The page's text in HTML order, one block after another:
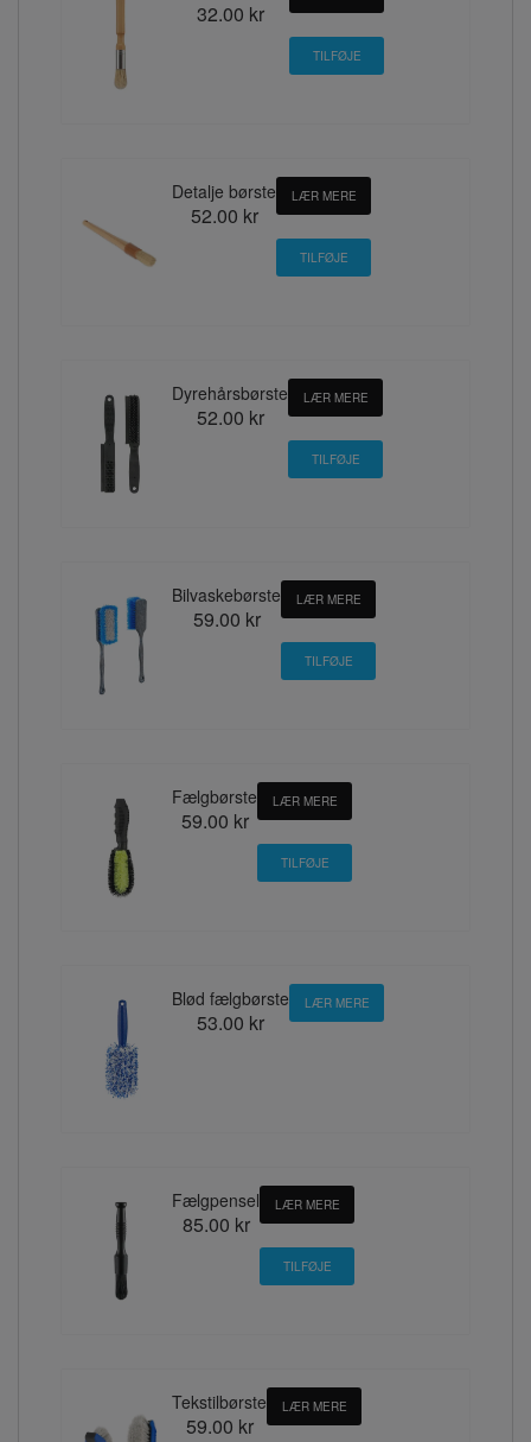
32.00 kr
Detalje børste
52.00 kr
LÆR MERE
Dyrehårsbørste
52.00 kr
LÆR MERE
Bilvaskebørste
59.00 kr
LÆR MERE
Fælgbørste
59.00 kr
LÆR MERE
Blød fælgbørste
53.00 kr
LÆR MERE
Fælgpensel
85.00 kr
LÆR MERE
Tekstilbørste
59.00 kr
LÆR MERE